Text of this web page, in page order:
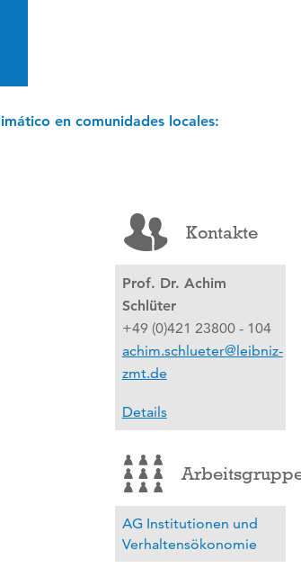
en comunidades locales:
Kontakte
Prof. Dr. Achim
Schlüter
+49 (0)421 23800 - 104
achim.schlueter@leibniz-
zmt.de
Details
AG Institutionen und
Verhaltensökonomie